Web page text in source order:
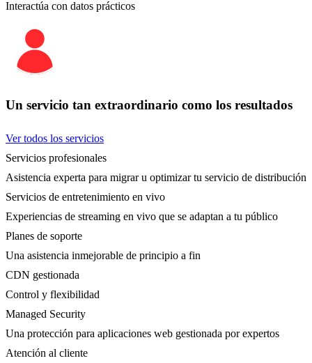
Interactúa con datos prácticos
Un servicio tan extraordinario como los resultados
Ver todos los servicios
Servicios profesionales
Asistencia experta para migrar u optimizar tu servicio de distribución
Servicios de entretenimiento en vivo
Experiencias de streaming en vivo que se adaptan a tu público
Planes de soporte
Una asistencia inmejorable de principio a fin
CDN gestionada
Control y flexibilidad
Managed Security
Una protección para aplicaciones web gestionada por expertos
Atención al cliente